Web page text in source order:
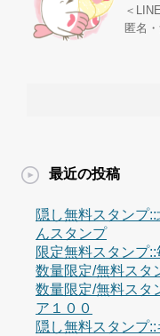
＜
匿名
最近の投稿
隠し無料スタンプ
んスタンプ
限定無料スタンプ
数量限定/無料スタ
数量限定/無料スタ
ア１００
隠し無料スタンプ